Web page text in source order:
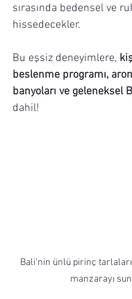
sırasında bedensel ve
hissedecekler.
Bu eşsiz deneyimlere,
beslenme programı,
banyoları ve geleneksel
dahil!
Bali'nin ünlü pirinç
manzarayı